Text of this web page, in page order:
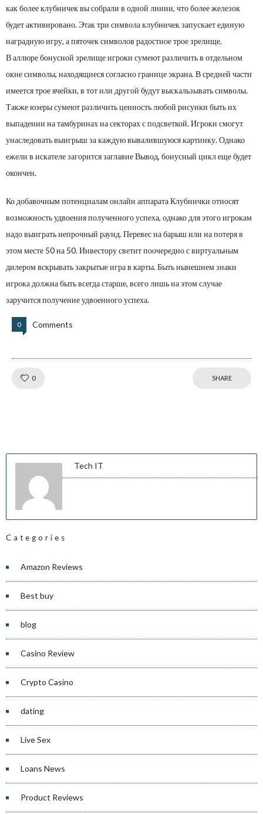
как более клубничек вы собрали в одной линии, что более железок
будет активировано. Этак три символа клубничек запускает единую
наградную игру, а пяточек символов радостное трое зрелище.
В аллюре бонусной зрелище игроки сумеют различить в отдельном
окне символы, находящиеся согласно границе экрана. В средней части
имеется трое ячейки, в тот или другой будут выскальзывать символы.
Также юзеры сумеют различить ценность любой рисунки быть их
выпадении на тамбуринах на секторах с подсветкой. Игроки смогут
унаследовать выигрыш за каждую вывалившуюся картинку. Однако
ежели в искателе загорится заглавие Вывод, бонусный цикл еще будет
окончен.
Ко добавочным потенциалам онлайн аппарата Клубнички относят
возможность удвоения полученного успеха, однако для этого игрокам
надо выиграть непрочный раунд. Перевес на барыш или на потеря в
этом месте 50 на 50. Инвестору светит поочередно с виртуальным
дилером вскрывать закрытые игра в карты. Быть нынешнем знаки
игрока должна быть всегда старше, всего лишь на этом случае
заручится получение удвоенного успеха.
0 Comments
0 SHARE
Tech IT
Categories
Amazon Reviews
Best buy
blog
Casino Review
Crypto Casino
dating
Live Sex
Loans News
Product Reviews